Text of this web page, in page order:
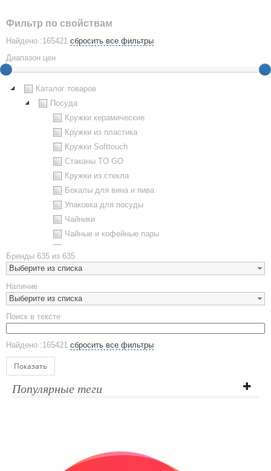
Фильтр по свойствам
Найдено :165421 сбросить все фильтры
Диапазон цен
Каталог товаров
Посуда
Кружки керамические
Кружки из пластика
Кружки Softtouch
Стаканы TO GO
Кружки из стекла
Бокалы для вина и пива
Упаковка для посуды
Чайники
Чайные и кофейные пары
Наборы посуды
Предметы сервировки
Стаканы
Эко кружки
ЕВРОПОСУДА
Аксессуары
Ежедневники и блокноты
Датированные ежедневники
Планинги недатированные
Телефонные книжки
Бренды 635 из 635
Выберите из списка
Наличие
Выберите из списка
Поиск в тексте
Найдено :165421 сбросить все фильтры
Показать
Популярные теги